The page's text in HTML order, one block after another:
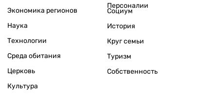
Экономика регионов
Персоналии
Наука
Технологии
Среда обитания
Церковь
Культура
Социум
История
Круг семьи
Туризм
Собственность